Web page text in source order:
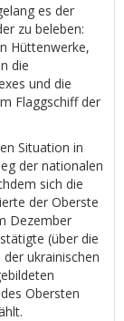
es der
zu beleben:
Hüttenwerke,
die
und die
Flaggschiff der
Situation in
der nationalen
sich die
der Oberste
Dezember
(über die
ukrainischen
Obersten